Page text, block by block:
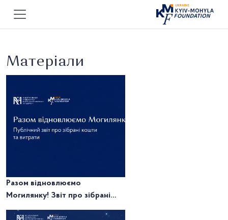
Матеріали
Разом відновлюємо
Могилянку! Звіт про зібрані